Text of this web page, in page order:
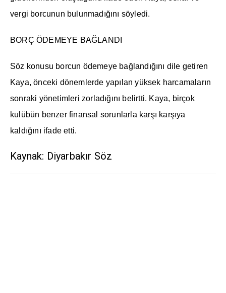
vergi borcunun bulunmadığını söyledi.
BORÇ ÖDEMEYE BAĞLANDI
Söz konusu borcun ödemeye bağlandığını dile getiren
Kaya, önceki dönemlerde yapılan yüksek harcamaların
sonraki yönetimleri zorladığını belirtti. Kaya, birçok
kulübün benzer finansal sorunlarla karşı karşıya
kaldığını ifade etti.
Kaynak: Diyarbakır Söz